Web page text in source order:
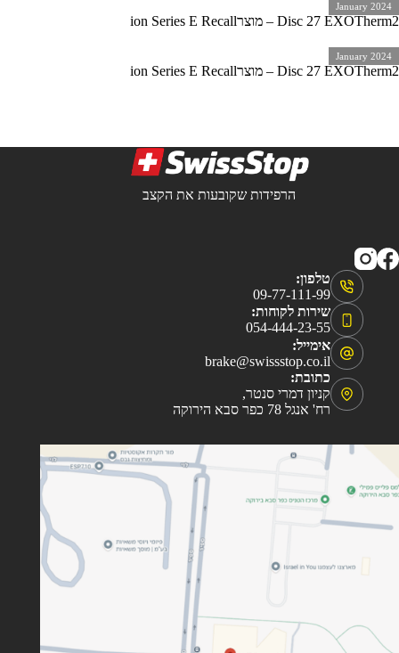
January 2024
Disc 27 EXOTherm2 – מוצרion Series E Recall
January 2024
Disc 27 EXOTherm2 – מוצרion Series E Recall
הרפידות שקובעות את הקצב
טלפון:
09-77-111-99
שירות לקוחות:
054-444-23-55
אימייל:
brake@swissstop.co.il
כתובת:
קניון דמרי סנטר,
רח' אנגל 78 כפר סבא הירוקה